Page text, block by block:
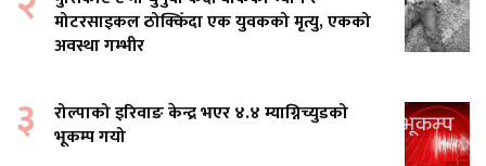
मोटरसाइकल ठोक्किँदा एक युवकको मृत्यु, एकको
अवस्था गम्भीर
३
रोल्पाको इरिवाङ केन्द्र भएर ४.४ म्याग्निच्युडको
भूकम्प गयो